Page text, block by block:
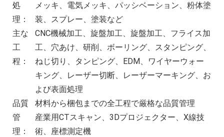
処
理：
メッキ、電気メッキ、パッシベーション、粉体塗
装、スプレー、塗装など
主な
工
程：
CNC機械加工、旋盤加工、旋盤加工、フライス加
工、穴あけ、研削、ボーリング、スタンピング、
ねじ切り、タンピング、EDM、ワイヤーウォー
キング、レーザー切断、レーザーマーキング、お
よび表面処理
品質
管
理：
材料から梱包までの全工程で厳格な品質管理
産業用CTスキャン、3Dプロジェクター、X線技
術、座標測定機